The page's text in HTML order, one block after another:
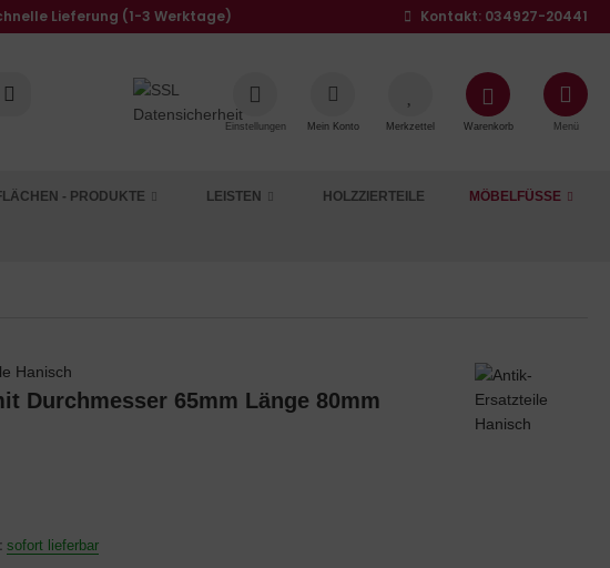
Lieferung (1-3 Werktage) Kontakt: 034927-20441
Einstellungen Mein Konto Merkzettel Warenkorb Menü
- PRODUKTE LEISTEN HOLZZIERTEILE MÖBELFÜSSE
Hanisch
Durchmesser 65mm Länge 80mm
sofort lieferbar